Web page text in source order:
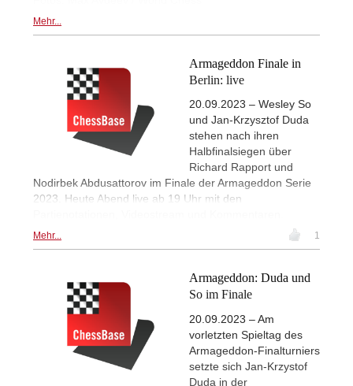
Mehr...
Armageddon Finale in
Berlin: live
20.09.2023 – Wesley So
und Jan-Krzysztof Duda
stehen nach ihren
Halbfinalsiegen über
Richard Rapport und
Nodirbek Abdusattorov im Finale der Armageddon Serie
2023. Heute Abend live ab 19 Uhr mit den
Mehr... 1
Armageddon: Duda und
So im Finale
20.09.2023 – Am
vorletzten Spieltag des
Armageddon-Finalturniers
setzte sich Jan-Krzystof
Duda in der